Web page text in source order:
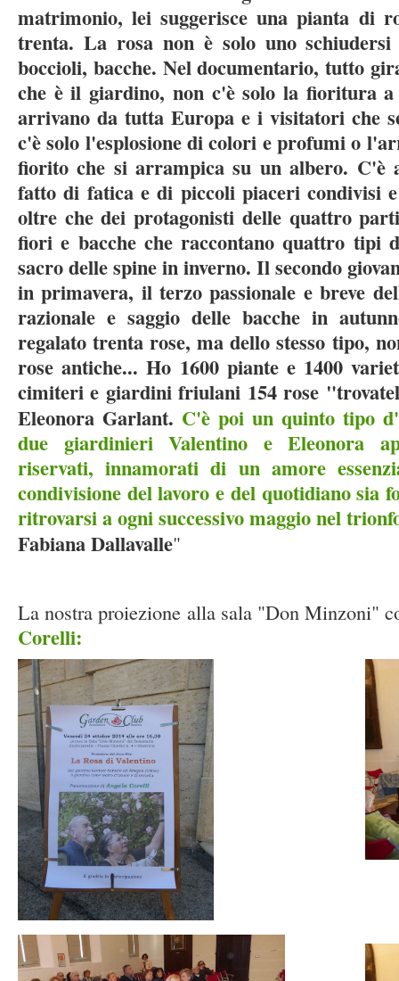
matrimonio, lei suggerisce una pianta di
trenta. La rosa non è solo uno
boccioli, bacche. Nel documentario, tutto
che è il giardino, non c'è solo la fioritura
arrivano da tutta Europa e i visitatori che
c'è solo l'esplosione di colori e profumi o
fiorito che si arrampica su un albero. C'è
fatto di fatica e di piccoli piaceri condivisi
oltre che dei protagonisti delle quattro
fiori e bacche che raccontano quattro tipi
sacro delle spine in inverno. Il secondo
in primavera, il terzo passionale e breve
razionale e saggio delle bacche in
regalato trenta rose, ma dello stesso tipo,
rose antiche... Ho 1600 piante e 1400
cimiteri e giardini friulani 154 rose
Eleonora Garlant. C'è poi un quinto tipo
due giardinieri Valentino e Eleonora
riservati, innamorati di un amore
condivisione del lavoro e del quotidiano sia
ritrovarsi a ogni successivo maggio nel
Fabiana Dallavalle"
La nostra proiezione alla sala "Don Minzoni"
Corelli: